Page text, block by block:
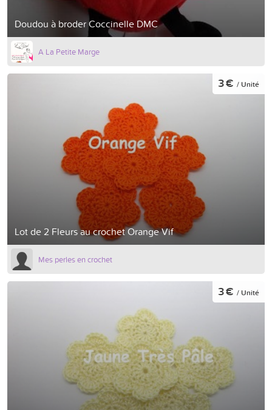
Doudou à broder Coccinelle DMC
A La Petite Marge
Lot de 2 Fleurs au crochet Orange Vif
3 € / Unité
Mes perles en crochet
3 € / Unité